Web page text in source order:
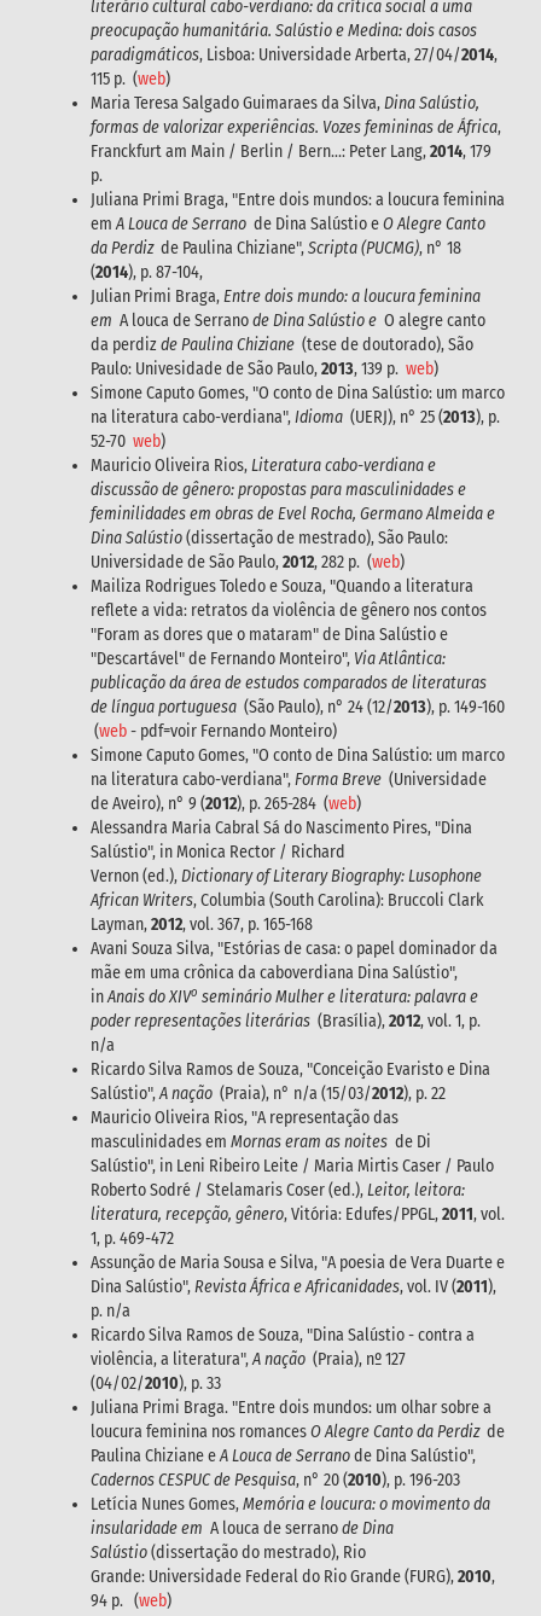
literário cultural cabo-verdiano: da crítica social a uma
preocupação humanitária. Salústio e Medina: dois casos
paradigmáticos, Lisboa: Universidade Arberta, 27/04/2014,
115 p. (web)
Maria Teresa Salgado Guimaraes da Silva,Dina Salústio,
formas de valorizar experiências. Vozes femininas de África,
Franckfurt am Main / Berlin / Bern...: Peter Lang,2014, 179
p.
Juliana Primi Braga, "Entre dois mundos: a loucura feminina
emA Louca de Serrano de Dina Salústio eO Alegre Canto
da Perdizde Paulina Chiziane",Scripta (PUCMG), n° 18
(2014), p. 87-104,
Julian Primi Braga,Entre dois mundo: a loucura feminina
em A louca de Serranode Dina Salústio e O alegre canto
da perdizde Paulina Chiziane (tese de doutorado), São
Paulo: Univesidade de São Paulo,2013, 139 p. web)
Simone Caputo Gomes, "O conto de Dina Salústio: um marco
na literatura cabo-verdiana",Idioma (UERJ), n° 25 (2013), p.
52-70 web)
Mauricio Oliveira Rios,Literatura cabo-verdiana e
discussão de gênero: propostas para masculinidades e
feminilidades em obras de Evel Rocha, Germano Almeida e
Dina Salústio(dissertação de mestrado), São Paulo:
Universidade de São Paulo,2012, 282 p. (web)
Mailiza Rodrigues Toledo e Souza, "Quando a literatura
reflete a vida: retratos da violência de gênero nos contos
"Foram as dores que o mataram" de Dina Salústio e
"Descartável" de Fernando Monteiro", Via Atlântica:
publicação da área de estudos comparados de literaturas
de língua portuguesa (São Paulo), n° 24 (12/2013), p. 149-160
(web- pdf=voir Fernando Monteiro)
Simone Caputo Gomes, "O conto de Dina Salústio: um marco
na literatura cabo-verdiana",Forma Breve (Universidade
de Aveiro), n° 9 (2012), p. 265-284 (web)
Alessandra Maria Cabral Sá do Nascimento Pires, "Dina
Salústio", in Monica Rector / Richard
Vernon (ed.),Dictionary of Literary Biography: Lusophone
African Writers, Columbia (South Carolina): Bruccoli Clark
Layman,2012, vol. 367, p. 165-168
Avani Souza Silva, "Estórias de casa: o papel dominador da
mãe em uma crônica da caboverdiana Dina Salústio",
inAnais do XIVo seminário Mulher e literatura: palavra e
poder representações literárias (Brasília),2012, vol. 1, p.
n/a
Ricardo Silva Ramos de Souza, "Conceição Evaristo e Dina
Salústio",A nação (Praia), n° n/a (15/03/2012), p. 22
Mauricio Oliveira Rios, "A representação das
masculinidades em Mornas eram as noites de Di
Salústio", in Leni Ribeiro Leite / Maria Mirtis Caser / Paulo
Roberto Sodré / Stelamaris Coser (ed.),Leitor, leitora:
literatura, recepção, gênero, Vitória: Edufes/PPGL,2011, vol.
1, p. 469-472
Assunção de Maria Sousa e Silva, "A poesia de Vera Duarte e
Dina Salústio",Revista África e Africanidades, vol. IV (2011),
p. n/a
Ricardo Silva Ramos de Souza, "Dina Salústio - contra a
violência, a literatura",A nação (Praia), nº 127
(04/02/2010), p. 33
Juliana Primi Braga. "Entre dois mundos: um olhar sobre a
loucura feminina nos romancesO Alegre Canto da Perdizde
Paulina Chiziane eA Louca de Serranode Dina Salústio",
Cadernos CESPUC de Pesquisa, n° 20 (2010), p. 196-203
Letícia Nunes Gomes,Memória e loucura: o movimento da
insularidade em A louca de serranode Dina
Salústio(dissertação do mestrado), Rio
Grande: Universidade Federal do Rio Grande (FURG),2010,
94 p. (web)